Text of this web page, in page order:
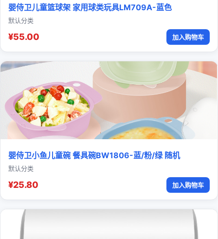
婴侍卫儿童篮球架 家用球类玩具LM709A-蓝色
默认分类
¥55.00 加入购物车
婴侍卫小鱼儿童碗 餐具碗BW1806-蓝/粉/绿 随机
默认分类
¥25.80 加入购物车